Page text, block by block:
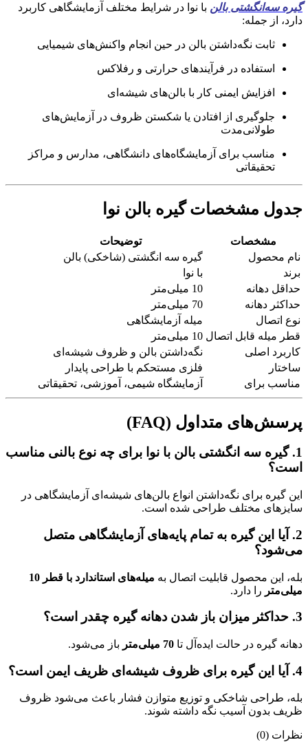
گیره سه‌انگشتی بالن با نوا در شرایط مختلف آزمایشگاهی کاربرد
دارد، از جمله:
ثابت نگه‌داشتن بالن در حین انجام واکنش‌های شیمیایی
استفاده در فرآیندهای حرارتی و رفلاکس
افزایش ایمنی کار با بالن‌های شیشه‌ای
جلوگیری از افتادن یا شکستن ظروف در آزمایش‌های
طولانی‌مدت
مناسب برای آزمایشگاه‌های دانشگاهی، مدارس و مراکز
تحقیقاتی
جدول مشخصات گیره بالن نوا
مشخصات
توضیحات
نام محصول
گیره سه انگشتی (شاخکی) بالن
برند
با نوا
حداقل دهانه
10 میلی‌متر
حداکثر دهانه
70 میلی‌متر
نوع اتصال
میله آزمایشگاهی
قطر میله قابل اتصال 10 میلی‌متر
کاربرد اصلی
نگه‌داشتن بالن و ظروف شیشه‌ای
ساختار
فلزی مستحکم با طراحی پایدار
مناسب برای
آزمایشگاه شیمی، آموزشی، تحقیقاتی
پرسش‌های متداول (FAQ)
1. گیره سه انگشتی بالن با نوا برای چه نوع بالنی مناسب
است؟
این گیره برای نگه‌داشتن انواع بالن‌های شیشه‌ای آزمایشگاهی در
سایزهای مختلف طراحی شده است.
2. آیا این گیره به تمام پایه‌های آزمایشگاهی متصل
می‌شود؟
بله، این محصول قابلیت اتصال به
میله‌های استاندارد با قطر 10
میلی‌متر را دارد.
3. حداکثر میزان باز شدن دهانه گیره چقدر است؟
دهانه گیره در حالت ایده‌آل تا 70 میلی‌متر باز می‌شود.
4. آیا این گیره برای ظروف شیشه‌ای ظریف ایمن است؟
بله، طراحی شاخکی و توزیع متوازن فشار باعث می‌شود ظروف
ظریف بدون آسیب نگه داشته شوند.
نظرات (0)